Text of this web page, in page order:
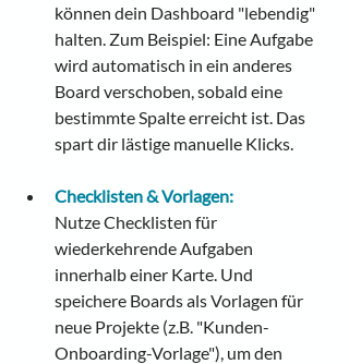
können dein Dashboard "lebendig"
halten. Zum Beispiel: Eine Aufgabe
wird automatisch in ein anderes
Board verschoben, sobald eine
bestimmte Spalte erreicht ist. Das
spart dir lästige manuelle Klicks.
Checklisten & Vorlagen:
Nutze Checklisten für
wiederkehrende Aufgaben
innerhalb einer Karte. Und
speichere Boards als Vorlagen für
neue Projekte (z.B. "Kunden-
Onboarding-Vorlage"), um den